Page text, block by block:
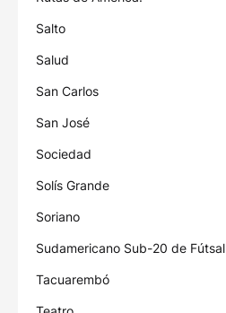
Salto
Salud
San Carlos
San José
Sociedad
Solís Grande
Soriano
Sudamericano Sub-20 de Fútsal
Tacuarembó